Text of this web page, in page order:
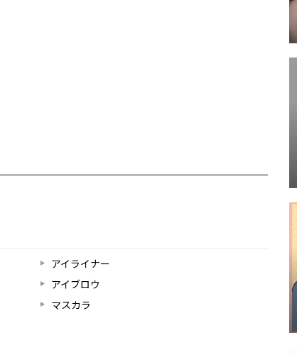
アイライナー
アイブロウ
マスカラ